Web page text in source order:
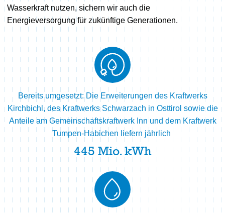
Wasserkraft nutzen, sichern wir auch die
Energieversorgung für zukünftige Generationen.
445 Mio. kWh
Bereits umgesetzt: Die Erweiterungen des Kraftwerks
Kirchbichl, des Kraftwerks Schwarzach in Osttirol sowie die
Anteile am Gemeinschaftskraftwerk Inn und dem Kraftwerk
Tumpen-Habichen liefern jährlich